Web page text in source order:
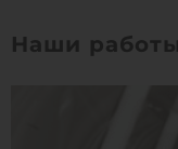
Объем:
Наши работы